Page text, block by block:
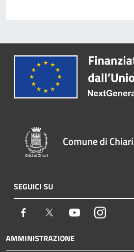
Comune di Chiari
SEGUICI SU
Facebook Twitter YoutubeInstagram
AMMINISTRAZIONE